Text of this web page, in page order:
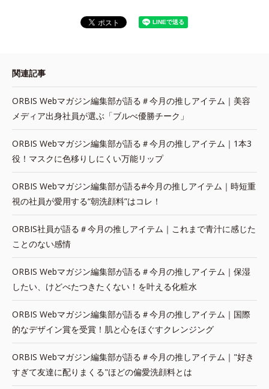
関連記事
ORBIS Webマガジン編集部が語る＃今月の推しアイテム｜美容
メディア出身社員が選ぶ「ブルべ優勝チーク」
ORBIS Webマガジン編集部が語る＃今月の推しアイテム｜1本3
役！マスクに色移りしにくい万能リップ
ORBIS Webマガジン編集部が語る#今月の推しアイテム｜時短重
視の社員が愛用する“朝洗顔料”はコレ！
ORBIS社員が語る＃今月の推しアイテム｜これまで青汁に感じた
ことのない感情
ORBIS Webマガジン編集部が語る＃今月の推しアイテム｜保湿
したい、けどべたつきたくない！を叶える化粧水
ORBIS Webマガジン編集部が語る＃今月の推しアイテム｜国際
的なデザイン賞を受賞！肌と心をほぐすクレンジング
ORBIS Webマガジン編集部が語る＃今月の推しアイテム｜"好き
すぎて友達に配りまくる"ほどの偏愛洗顔料とは